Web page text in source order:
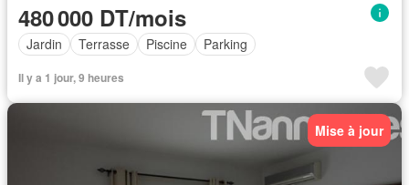
480 000 DT/mois
Jardin Terrasse Piscine Parking
Il y a 1 jour, 9 heures
Mise à jour